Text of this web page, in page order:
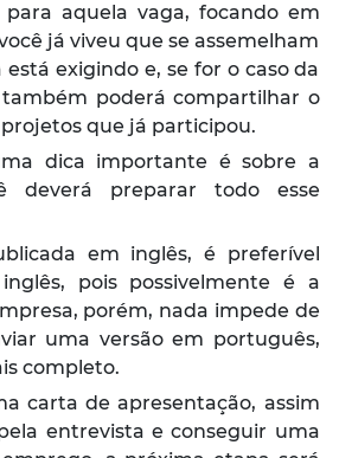
aquela vaga, focando em
já viveu que se assemelham
exigindo e, se for o caso da
poderá compartilhar o
que já participou.
dica importante é sobre a
deverá preparar todo esse
em inglês, é preferível
pois possivelmente é a
porém, nada impede de
uma versão em português,
completo.
carta de apresentação, assim
entrevista e conseguir uma